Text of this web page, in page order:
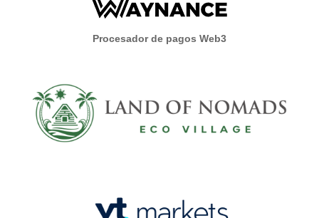
Procesador de pagos Web3